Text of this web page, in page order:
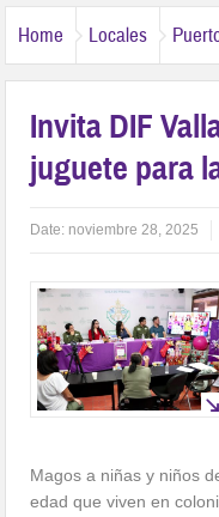
Home Locales
Invita DIF
juguete para
Date: noviembre 28, 2025
Magos a niñas y niños
edad que viven en